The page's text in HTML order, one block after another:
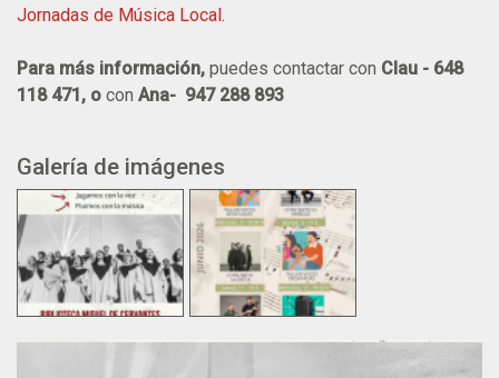
Jornadas de Música Local.
Para más información, puedes contactar con Clau - 648
118 471, o con Ana- 947 288 893
Galería de imágenes